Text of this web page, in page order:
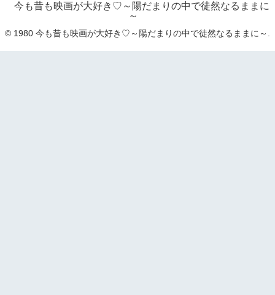
今も昔も映画が大好き♡～陽だまりの中で徒然なるままに
～
© 1980 今も昔も映画が大好き♡～陽だまりの中で徒然なるままに～.